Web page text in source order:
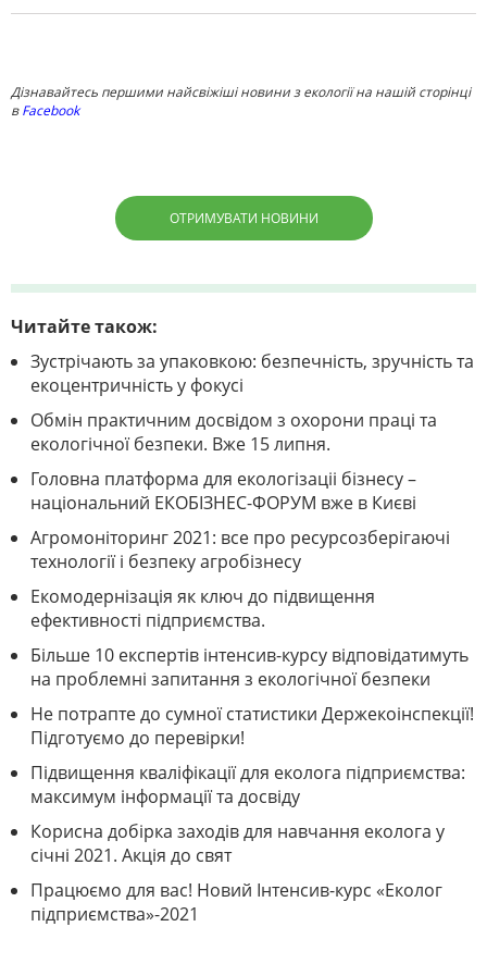
Дізнавайтесь першими найсвіжіші новини з екології на нашій сторінці
вFacebook
ОТРИМУВАТИ НОВИНИ
Читайте також:
Зустрічають за упаковкою: безпечність, зручність та
екоцентричність у фокусі
Обмін практичним досвідом з охорони праці та
екологічної безпеки. Вже 15 липня.
Головна платформа для екологізаціі бізнесу –
національний ЕКОБІЗНЕС-ФОРУМ вже в Києві
Агромоніторинг 2021: все про ресурсозберігаючі
технології і безпеку агробізнесу
Екомодернізація як ключ до підвищення
ефективності підприємства.
Більше 10 експертів інтенсив-курсу відповідатимуть
на проблемні запитання з екологічної безпеки
Не потрапте до сумної статистики Держекоінспекції!
Підготуємо до перевірки!
Підвищення кваліфікації для еколога підприємства:
максимум інформації та досвіду
Корисна добірка заходів для навчання еколога у
січні 2021. Акція до свят
Працюємо для вас! Новий Інтенсив-курс «Еколог
підприємства»-2021